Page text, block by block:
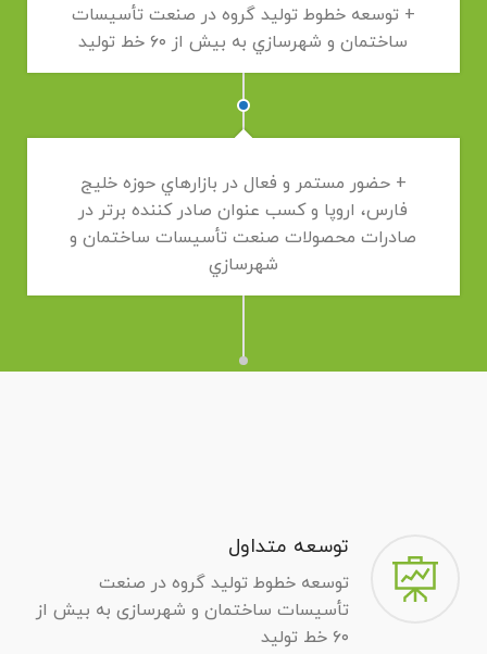
+ توسعه خطوط توليد گروه در صنعت تأسيسات
ساختمان و شهرسازي به بيش از ۶۰ خط توليد
+ حضور مستمر و فعال در بازارهاي حوزه خليج
فارس، اروپا و كسب عنوان صادر كننده برتر در
صادرات محصولات صنعت تأسيسات ساختمان و
شهرسازي
توسعه متداول
توسعه خطوط توليد گروه در صنعت
تأسيسات ساختمان و شهرسازی به بيش از
۶۰ خط توليد